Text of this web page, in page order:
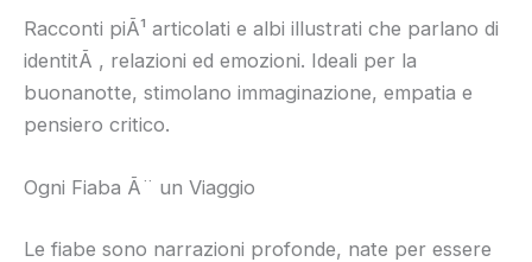
Racconti piÃ¹ articolati e albi illustrati che parlano di
identitÃ , relazioni ed emozioni. Ideali per la
buonanotte, stimolano immaginazione, empatia e
pensiero critico.
Ogni Fiaba Ã¨ un Viaggio
Le fiabe sono narrazioni profonde, nate per essere